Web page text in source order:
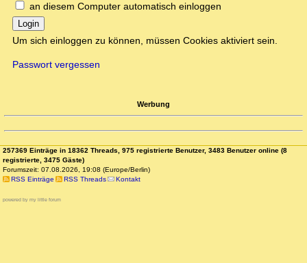
an diesem Computer automatisch einloggen
Login
Um sich einloggen zu können, müssen Cookies aktiviert sein.
Passwort vergessen
Werbung
257369 Einträge in 18362 Threads, 975 registrierte Benutzer, 3483 Benutzer online (8
registrierte, 3475 Gäste)
Forumszeit: 07.08.2026, 19:08 (Europe/Berlin)
RSS Einträge
RSS Threads Kontakt
powered by my little forum